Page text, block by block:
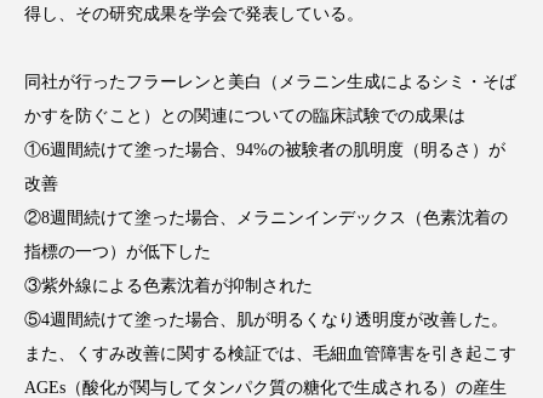
クルエルティフリー クレンジング
クローズアップ
コグニティブヘルス コスト削減
コネクテッド・ビューティ
コルチゾール サステナビリティ
得し、その研究成果を学会で発表している。
同社が行ったフラーレンと美白（メラニン生成によるシミ・そば
かすを防ぐこと）との関連についての臨床試験での成果は
①6週間続けて塗った場合、94%の被験者の肌明度（明るさ）が
改善
②8週間続けて塗った場合、メラニンインデックス（色素沈着の
指標の一つ）が低下した
③紫外線による色素沈着が抑制された
⑤4週間続けて塗った場合、肌が明るくなり透明度が改善した。
また、くすみ改善に関する検証では、毛細血管障害を引き起こす
AGEs（酸化が関与してタンパク質の糖化で生成される）の産生